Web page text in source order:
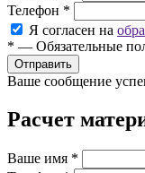
Телефон *
Я согласен на
* — Обязательные
Ваше сообщение
Расчет
Ваше имя *